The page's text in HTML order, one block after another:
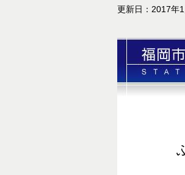
更新日：2017年